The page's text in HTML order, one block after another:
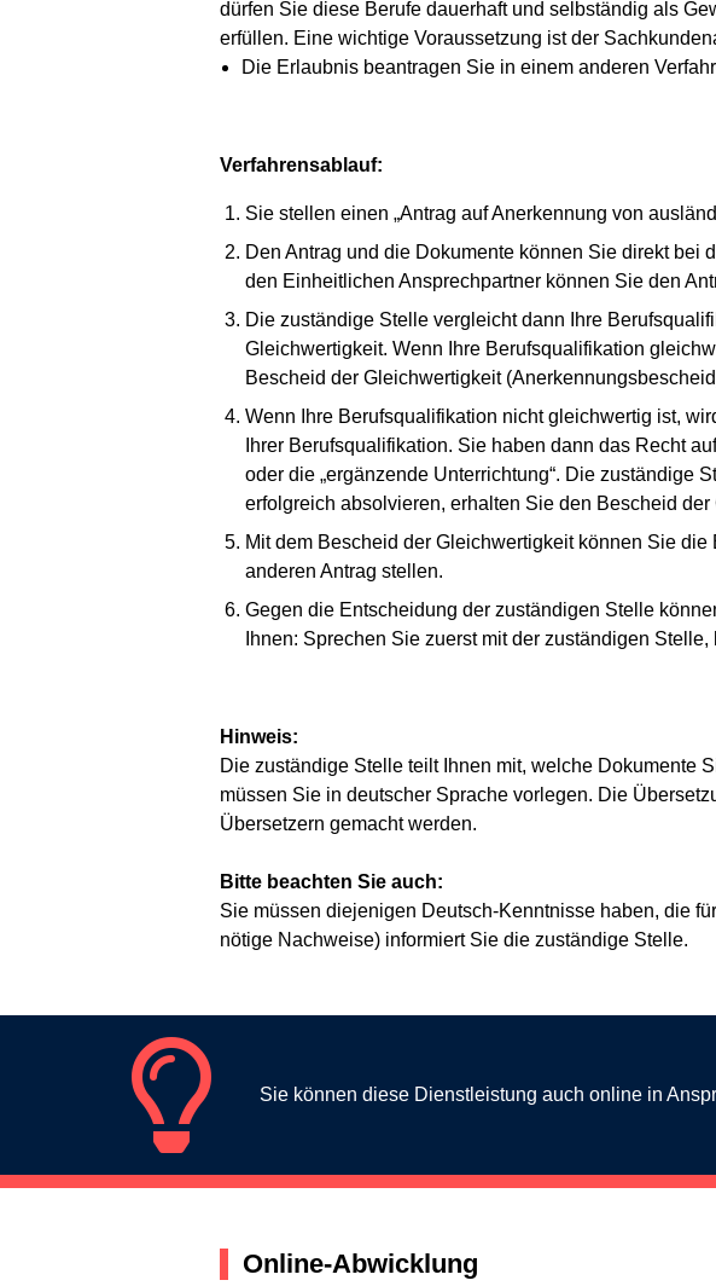
dürfen Sie diese Berufe dauerhaft und selbständig als
erfüllen. Eine wichtige Voraussetzung ist der
Die Erlaubnis beantragen Sie in einem anderen
Verfahrensablauf:
Sie stellen einen „Antrag auf Anerkennung von
Den Antrag und die Dokumente können Sie direkt
den Einheitlichen Ansprechpartner können Sie den
Die zuständige Stelle vergleicht dann Ihre
Gleichwertigkeit. Wenn Ihre Berufsqualifikation
Bescheid der Gleichwertigkeit
Wenn Ihre Berufsqualifikation nicht gleichwertig ist,
Ihrer Berufsqualifikation. Sie haben dann das Recht
oder die „ergänzende Unterrichtung“. Die zuständige
erfolgreich absolvieren, erhalten Sie den Bescheid der
Mit dem Bescheid der Gleichwertigkeit können Sie
anderen Antrag stellen.
Gegen die Entscheidung der zuständigen Stelle
Ihnen: Sprechen Sie zuerst mit der zuständigen
Hinweis:
Die zuständige Stelle teilt Ihnen mit, welche Dokumente
müssen Sie in deutscher Sprache vorlegen. Die
Übersetzern gemacht werden.
Bitte beachten Sie auch:
Sie müssen diejenigen Deutsch-Kenntnisse haben, die
nötige Nachweise) informiert Sie die zuständige Stelle.
Sie können diese Dienstleistung auch online in
Online-Abwicklung